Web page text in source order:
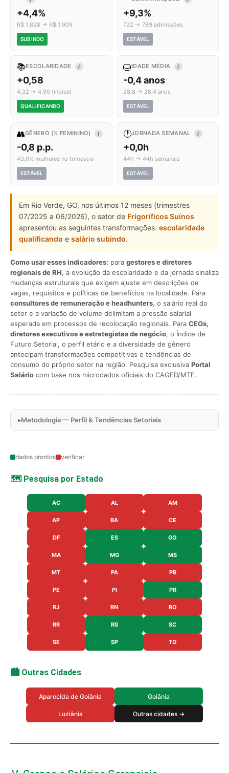
+4,4%
R$ 1.828 → R$ 1.909
SUBINDO
+9,3%
722 → 789 admissões
ESTÁVEL
📚ESCOLARIDADE I
+0,58
4,32 → 4,90 (índice)
QUALIFICANDO
🎂IDADE MÉDIA I
-0,4 anos
28,8 → 28,4 anos
ESTÁVEL
👥GÊNERO (% FEMININO) I
-0,8 p.p.
43,0% mulheres no trimestre
ESTÁVEL
🕐JORNADA SEMANAL I
+0,0h
44h → 44h semanais
ESTÁVEL
Em Rio Verde, GO, nos últimos 12 meses (trimestres
07/2025 a 06/2026), o setor de Frigoríficos Suínos
apresentou as seguintes transformações: escolaridade
qualificando e salário subindo.
Como usar esses indicadores: para gestores e diretores
regionais de RH, a evolução da escolaridade e da jornada sinaliza
mudanças estruturais que exigem ajuste em descrições de
vagas, requisitos e políticas de benefícios na localidade. Para
consultores de remuneração e headhunters, o salário real do
setor e a variação de volume delimitam a pressão salarial
esperada em processos de recolocação regionais. Para CEOs,
diretores executivos e estrategistas de negócio, o Índice de
Futuro Setorial, o perfil etário e a diversidade de gênero
antecipam transformações competitivas e tendências de
consumo do próprio setor na região. Pesquisa exclusiva Portal
Salário com base nos microdados oficiais do CAGED/MTE.
Metodologia — Perfil & Tendências Setoriais
dados prontos verificar
🗺️ Pesquisa por Estado
AC AL AM
AP BA CE
DF ES GO
MA MG MS
MT PA PB
PE PI PR
RJ RN RO
RR RS SC
SE SP TO
🏙️ Outras Cidades
Aparecida de Goiânia Goiânia
Luziânia Outras cidades →